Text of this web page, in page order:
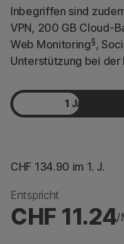
Inbegriffen sind
VPN, 200 GB Cloud-
Web Monitoring§,
Unterstützung bei
1 Jahr
CHF 134.90 im 1. J.
Entspricht
CHF 11.24/